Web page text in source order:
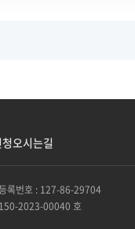
오시는길
록번호 : 127-86-29704
2023-00040 호